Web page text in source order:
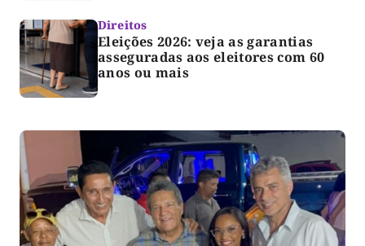
Direitos
Eleições 2026: veja as garantias
asseguradas aos eleitores com 60
anos ou mais